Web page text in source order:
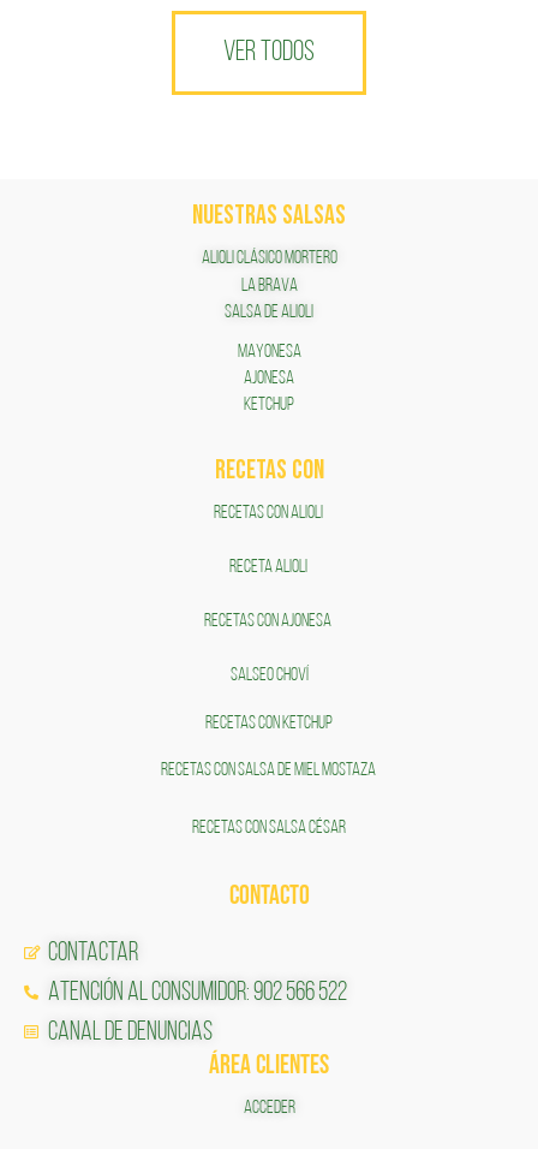
VER TODOS
NUESTRAS SALSAS
ALIOLI CLÁSICO MORTERO
LA BRAVA
SALSA DE ALIOLI
MAYONESA
AJONESA
KETCHUP
RECETAS COn
RECETAS CON ALIOLI
RECETA ALIOLI
RECETAS CON AJONESA
SALSEO CHOVÍ
RECETAS CON KETCHUP
RECETAS CON SALSA DE MIEL MOSTAZA
RECETAS CON SALSA CÉSAR
CONTACTO
Contactar
Atención al Consumidor: 902 566 522
Canal de Denuncias
ÁREA CLIENTES
ACCEDER